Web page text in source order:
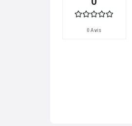
0 Avis